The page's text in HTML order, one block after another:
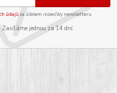
údajůza účelem rozesílky newsletteru.
Zasíláme jednou za 14 dní.